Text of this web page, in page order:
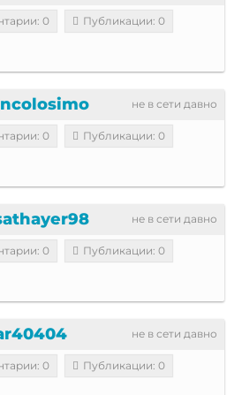
0 Публикации: 0
не в сети давно
0 Публикации: 0
не в сети давно
0 Публикации: 0
не в сети давно
0 Публикации: 0